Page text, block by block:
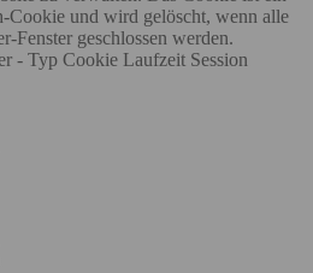
Cookie und wird gelöscht, wenn alle
Fenster geschlossen werden.
- Typ Cookie Laufzeit Session